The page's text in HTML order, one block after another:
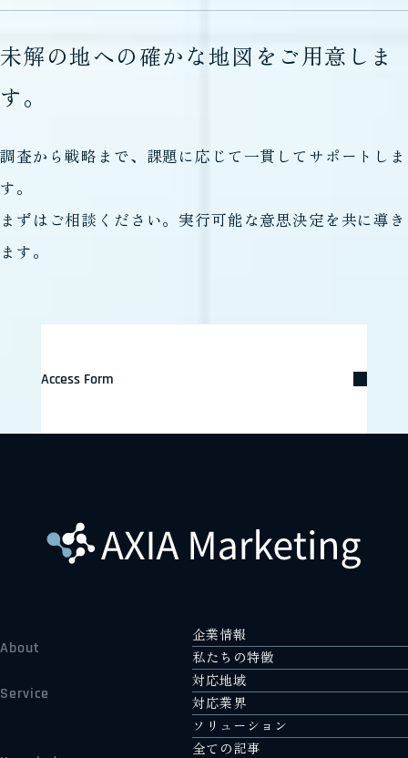
未解の地への確かな地図をご用意しま
す。
調査から戦略まで、課題に応じて一貫してサポートしま
す。
まずはご相談ください。実行可能な意思決定を共に導き
ます。
Access Form
About
企業情報
私たちの特徴
Service
対応地域
対応業界
ソリューション
全ての記事